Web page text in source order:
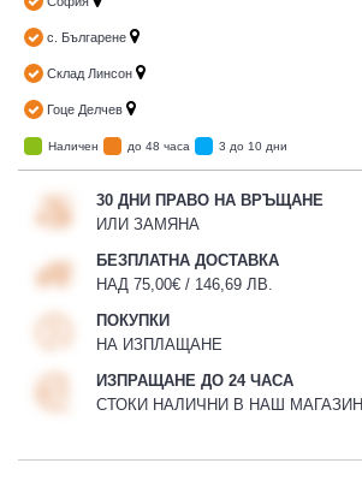
с. Българене
Склад Линсон
Гоце Делчев
Наличен до 48 часа 3 до 10 дни
30 ДНИ ПРАВО НА ВРЪЩАНЕ
ИЛИ ЗАМЯНА
БЕЗПЛАТНА ДОСТАВКА
НАД 75,00€ / 146,69 ЛВ.
ПОКУПКИ
НА ИЗПЛАЩАНЕ
ИЗПРАЩАНЕ ДО 24 ЧАСА
СТОКИ НАЛИЧНИ В НАШ МАГАЗИН